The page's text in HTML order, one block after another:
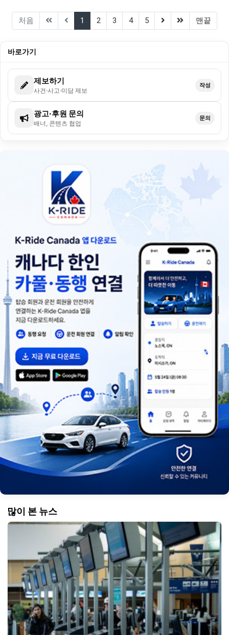
처음 1 (current)
2 3 4 5 (next)(last)맨끝
바로가기
제보하기
사건·사고·미담 제보
작성
광고·후원 문의
배너, 콘텐츠 협업
문의
많이 본 뉴스